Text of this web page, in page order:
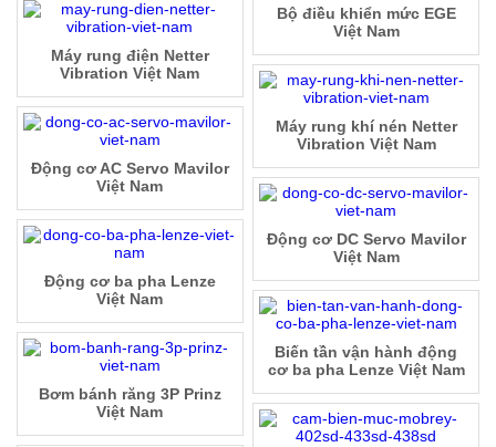
Bộ điều khiển mức EGE
Việt Nam
Máy rung điện Netter
Vibration Việt Nam
Máy rung khí nén Netter
Vibration Việt Nam
Động cơ AC Servo Mavilor
Việt Nam
Động cơ DC Servo Mavilor
Việt Nam
Động cơ ba pha Lenze
Việt Nam
Biến tần vận hành động
cơ ba pha Lenze Việt Nam
Bơm bánh răng 3P Prinz
Việt Nam